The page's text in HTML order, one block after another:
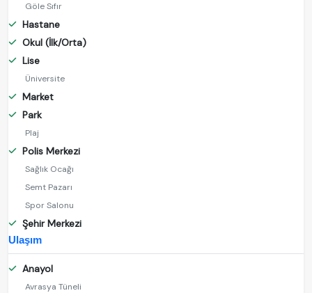
Göle Sıfır
Hastane
Okul (İlk/Orta)
Lise
Üniversite
Market
Park
Plaj
Polis Merkezi
Sağlık Ocağı
Semt Pazarı
Spor Salonu
Şehir Merkezi
Ulaşım
Anayol
Avrasya Tüneli